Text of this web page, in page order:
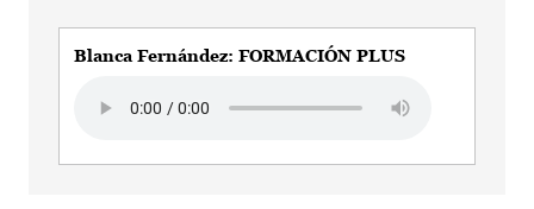
Blanca Fernández: FORMACIÓN PLUS